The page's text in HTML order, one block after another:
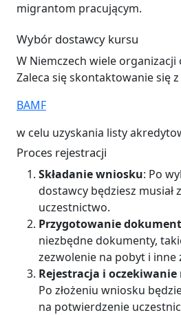
migrantom pracującym.
Wybór dostawcy kursu
W Niemczech wiele
Zaleca się skontaktowanie się
BAMF
w celu uzyskania listy
Proces rejestracji
Składanie wniosku: Po
dostawcy będziesz musiał
uczestnictwo.
Przygotowanie
niezbędne dokumenty,
zezwolenie na pobyt i inne
Rejestracja i
Po złożeniu wniosku
na potwierdzenie